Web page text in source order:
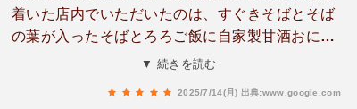
着いた店内でいただいたのは、すぐきそばとそば
の葉が入ったそばとろろご飯に自家製甘酒おにぎ
りとこだわり抜いた十割手打ちそば。そば粉は有
▼ 続きを読む
2025/7/14(月) 出典:www.google.com